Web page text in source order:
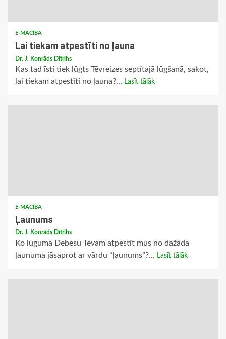
E-MĀCĪBA
Lai tiekam atpestīti no ļauna
Dr. J. Konrāds Dītrihs
Kas tad īsti tiek lūgts Tēvreizes septītajā lūgšanā, sakot,
lai tiekam atpestīti no ļauna?... Lasīt tālāk
E-MĀCĪBA
Ļaunums
Dr. J. Konrāds Dītrihs
Ko lūgumā Debesu Tēvam atpestīt mūs no dažāda
ļaunuma jāsaprot ar vārdu “ļaunums”?... Lasīt tālāk